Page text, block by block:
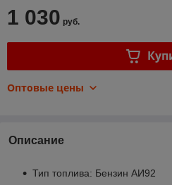
1 030 руб.
Оптовые цены
Описание
Тип топлива: Бензин АИ92